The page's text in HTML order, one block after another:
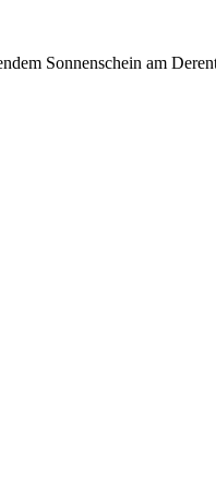
Sonnenschein am